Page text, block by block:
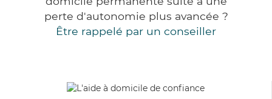
perte d'autonomie plus avancée ?
Être rappelé par un conseiller